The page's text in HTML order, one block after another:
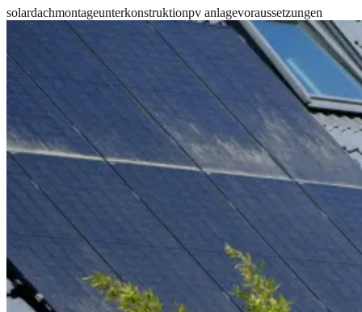
solardachmontageunterkonstruktionpv anlagevoraussetzungen